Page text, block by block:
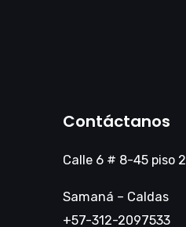
Contáctanos
Calle 6 # 8-45 piso 2
Samaná – Caldas
+57-312-2097533